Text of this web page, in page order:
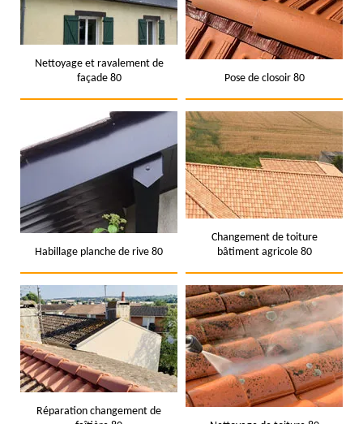
Nettoyage et ravalement de
façade 80
Pose de closoir 80
Habillage planche de rive 80
Changement de toiture
bâtiment agricole 80
Réparation changement de